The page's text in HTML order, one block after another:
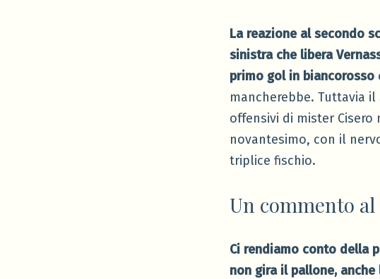
La reazione al secondo
sinistra che libera
primo gol in biancorosso
mancherebbe. Tuttavia
offensivi di mister
novantesimo, con il
triplice fischio.
Un commento
Ci rendiamo conto della
non gira il pallone,